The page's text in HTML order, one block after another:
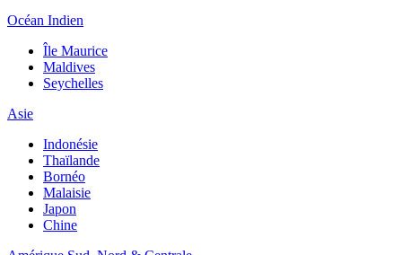
Océan Indien
Île Maurice
Maldives
Seychelles
Asie
Indonésie
Thaïlande
Bornéo
Malaisie
Japon
Chine